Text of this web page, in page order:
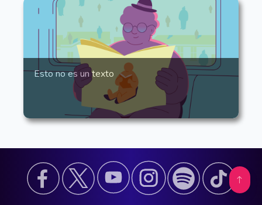
Esto no es un texto